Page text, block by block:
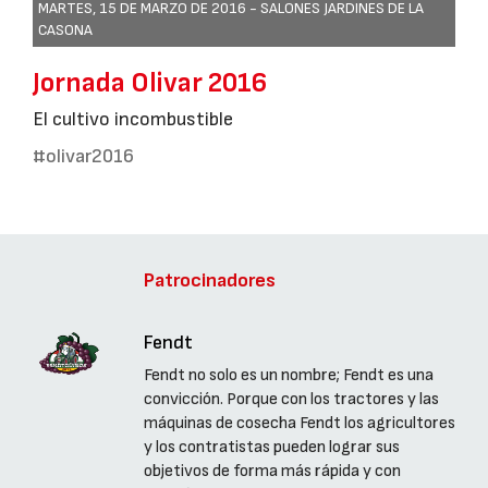
MARTES, 15 DE MARZO DE 2016 - SALONES JARDINES DE LA
CASONA
Jornada Olivar 2016
El cultivo incombustible
#olivar2016
Patrocinadores
Fendt
Fendt no solo es un nombre; Fendt es una
convicción. Porque con los tractores y las
máquinas de cosecha Fendt los agricultores
y los contratistas pueden lograr sus
objetivos de forma más rápida y con